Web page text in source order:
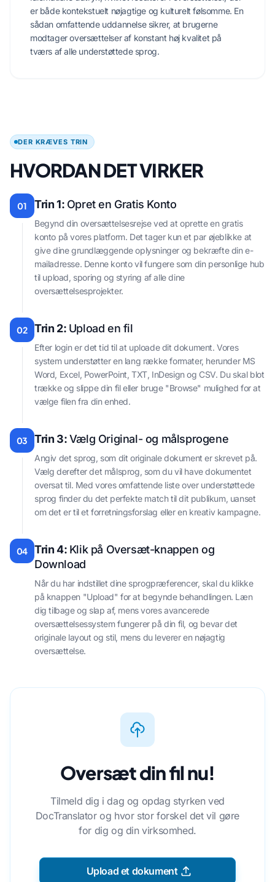
er både kontekstuelt nøjagtige og kulturelt følsomme. En
sådan omfattende uddannelse sikrer, at brugerne
modtager oversættelser af konstant høj kvalitet på
tværs af alle understøttede sprog.
DER KRÆVES TRIN
HVORDAN DET VIRKER
01 Trin 1: Opret en Gratis Konto
Begynd din oversættelsesrejse ved at oprette en gratis
konto på vores platform. Det tager kun et par øjeblikke at
give dine grundlæggende oplysninger og bekræfte din e-
mailadresse. Denne konto vil fungere som din personlige hub
til upload, sporing og styring af alle dine
oversættelsesprojekter.
02 Trin 2: Upload en fil
Efter login er det tid til at uploade dit dokument. Vores
system understøtter en lang række formater, herunder MS
Word, Excel, PowerPoint, TXT, InDesign og CSV. Du skal blot
trække og slippe din fil eller bruge "Browse" mulighed for at
vælge filen fra din enhed.
03 Trin 3:Vælg Original- og målsprogene
Angiv det sprog, som dit originale dokument er skrevet på.
Vælg derefter det målsprog, som du vil have dokumentet
oversat til. Med vores omfattende liste over understøttede
sprog finder du det perfekte match til dit publikum, uanset
om det er til et forretningsforslag eller en kreativ kampagne.
04 Trin 4: Klik på Oversæt-knappen og
Download
Når du har indstillet dine sprogpræferencer, skal du klikke
på knappen "Upload" for at begynde behandlingen. Læn
dig tilbage og slap af, mens vores avancerede
oversættelsessystem fungerer på din fil, og bevar det
originale layout og stil, mens du leverer en nøjagtig
oversættelse.
Oversæt din fil nu!
Tilmeld dig i dag og opdag styrken ved
DocTranslator og hvor stor forskel det vil gøre
for dig og din virksomhed.
Upload et dokument